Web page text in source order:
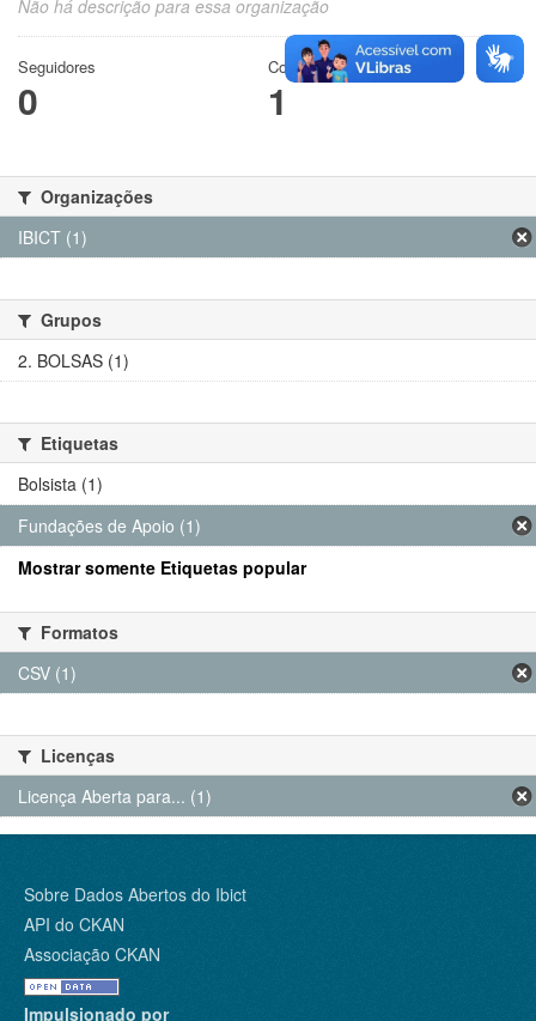
Não há descrição para essa organização
Seguidores
0
Conjuntos de dados
1
Organizações
IBICT (1)
Grupos
2. BOLSAS (1)
Etiquetas
Bolsista (1)
Fundações de Apoio (1)
Mostrar somente Etiquetas popular
Formatos
CSV (1)
Licenças
Licença Aberta para... (1)
Sobre Dados Abertos do Ibict
API do CKAN
Associação CKAN
Impulsionado por